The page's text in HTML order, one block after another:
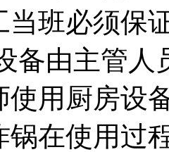
必须保证
由主管人
厨房设备
在使用过